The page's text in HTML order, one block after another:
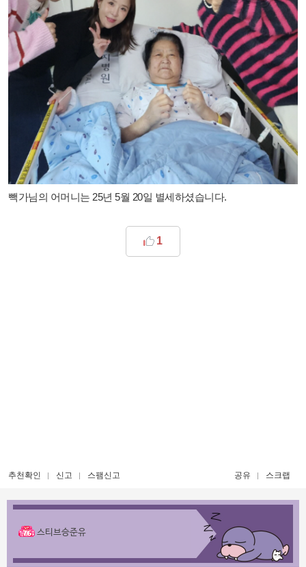
빽가님의 어머니는 25년 5월 20일 별세하셨습니다.
1
추천확인 신고 스팸신고 공유 스크랩
스티브승준유